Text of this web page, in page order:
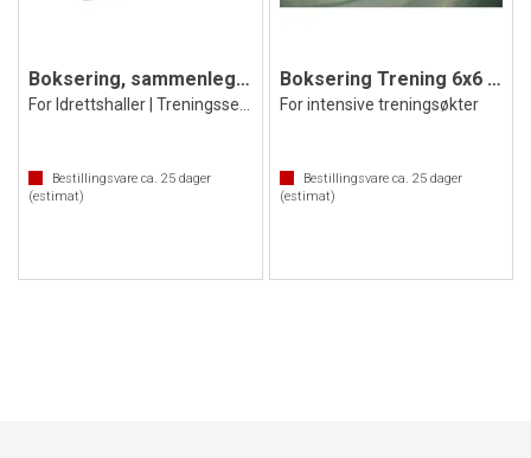
Boksering, sammenleggbar 6x6 m
Bestillingsvare ca. 25 dager
(estimat)
Boksering Trening 6x6 m
For intensive treningsøkter
Bestillingsvare ca. 25dager
(estimat)